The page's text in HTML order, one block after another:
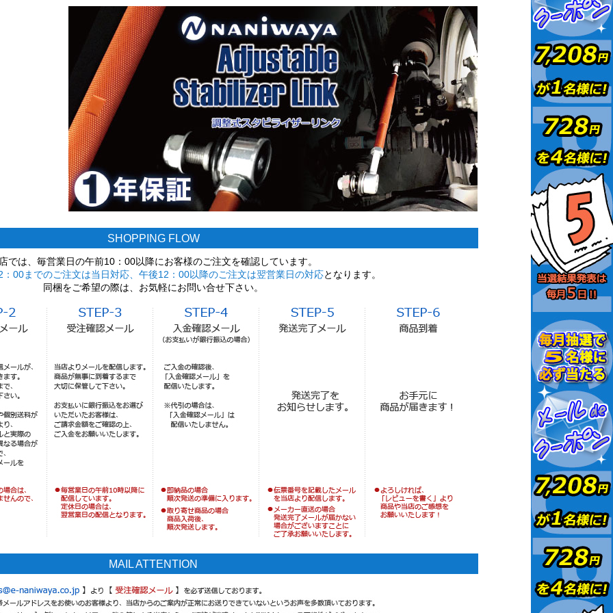
SHOPPING FLOW
では、毎営業日の午前10：00以降にお客様のご注文を確認しています。
：00までのご注文は当日対応、午後12：00以降のご注文は翌営業日の対応となります。
同梱をご希望の際は、お気軽にお問い合せ下さい。
MAIL ATTENTION